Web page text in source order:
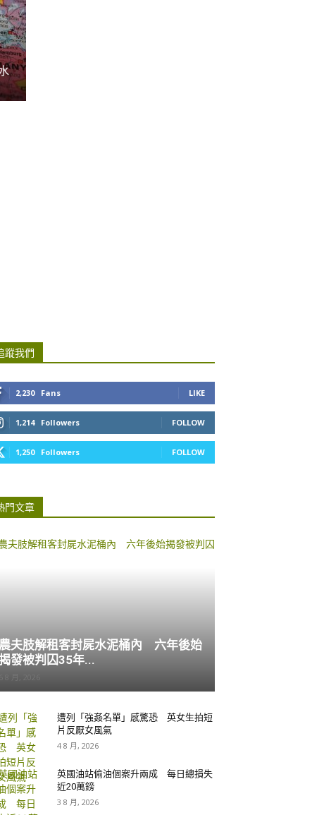
蹤我們
2,230 Fans LIKE
1,214 Followers FOLLOW
1,250 Followers FOLLOW
門文章
農夫肢解租客封屍水泥桶內 六年後始
發被判囚35年...
遭列「強姦名單」感驚恐 英女生拍短
片反厭女風氣
4 8 月, 2026
英國油站偷油個案升兩成 每日總損失
近20萬鎊
3 8 月, 2026